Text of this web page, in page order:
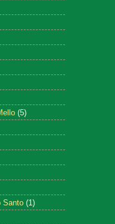
(5)
Santo (1)